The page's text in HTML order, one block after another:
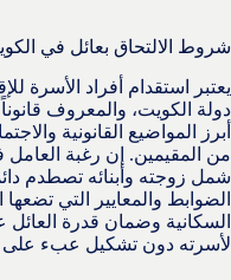
شروط الالتحاق بعائل في
يعتبر استقدام أفراد الأسرة
دولة الكويت، والمعروف
أبرز المواضيع القانونية
من المقيمين. إن رغبة العامل
شمل زوجته وأبنائه تصطدم
الضوابط والمعايير التي تضعها
السكانية وضمان قدرة العائل
لأسرته دون تشكيل عبء على